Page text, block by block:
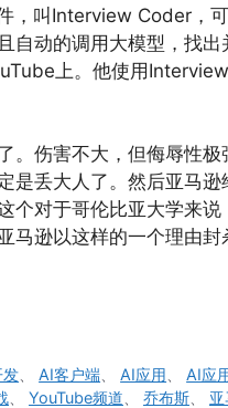
，叫Interview Coder，
自动的调用大模型，找
上。他使用
。伤害不大，但侮辱性
是丢大人了。然后亚马
个对于哥伦比亚大学来
马逊以这样的一个理由封
发 AI客户端 AI应用 AI应
YouTube频道 乔布斯